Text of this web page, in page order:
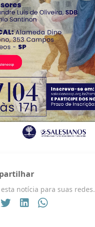
esta notícia para suas redes.